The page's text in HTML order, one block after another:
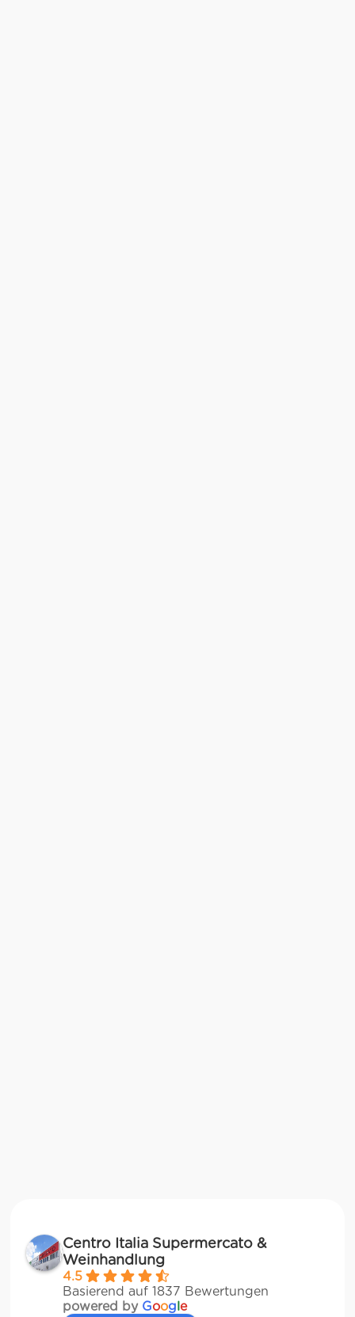
Centro Italia Supermercato &
Weinhandlung
4.5
Basierend auf 1837 Bewertungen
powered by Google